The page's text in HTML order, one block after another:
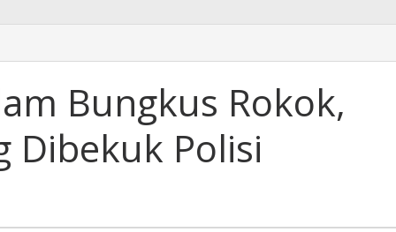
Bungkus Rokok,
Dibekuk Polisi